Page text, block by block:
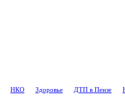
НКО Здоровье ДТП в Пензе